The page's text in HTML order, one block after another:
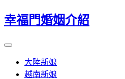
幸福門婚姻介紹
大陸新娘
越南新娘